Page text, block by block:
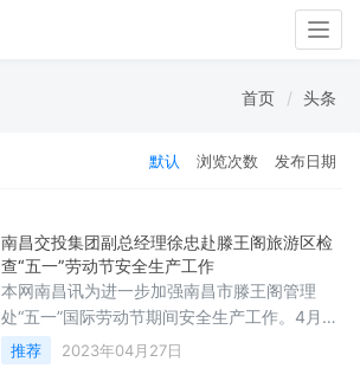
首页 头条
默认 浏览次数 发布日期
南昌交投集团副总经理徐忠赴滕王阁旅游区检
查“五一”劳动节安全生产工作
本网南昌讯为进一步加强南昌市滕王阁管理
处“五一”国际劳动节期间安全生产工作。4月25
日下午，市交投集团副总经理徐忠来到滕王阁
管理处检查安全生产工作，南旅集团副总经理
推荐 2023年04月27日